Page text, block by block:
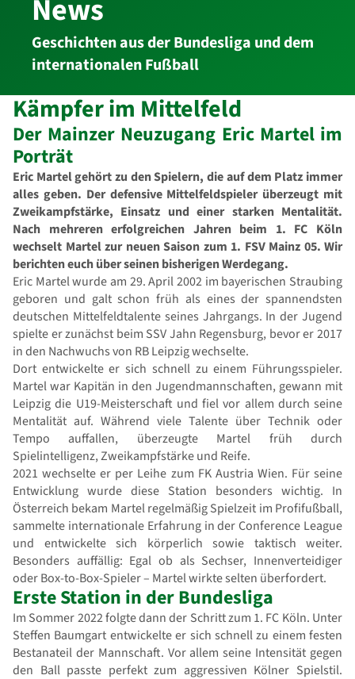
News
Geschichten aus der Bundesliga und dem
internationalen Fußball
Kämpfer im Mittelfeld
Der Mainzer Neuzugang Eric Martel im
Porträt
Eric Martel gehört zu den Spielern, die auf dem Platz immer
alles geben. Der defensive Mittelfeldspieler überzeugt mit
Zweikampfstärke, Einsatz und einer starken Mentalität.
Nach mehreren erfolgreichen Jahren beim 1. FC Köln
wechselt Martel zur neuen Saison zum 1. FSV Mainz 05. Wir
berichten euch über seinen bisherigen Werdegang.
Eric Martel wurde am 29. April 2002 im bayerischen Straubing
geboren und galt schon früh als eines der spannendsten
deutschen Mittelfeldtalente seines Jahrgangs. In der Jugend
spielte er zunächst beim SSV Jahn Regensburg, bevor er 2017
in den Nachwuchs von RB Leipzig wechselte.
Dort entwickelte er sich schnell zu einem Führungsspieler.
Martel war Kapitän in den Jugendmannschaften, gewann mit
Leipzig die U19-Meisterschaft und fiel vor allem durch seine
Mentalität auf. Während viele Talente über Technik oder
Tempo auffallen, überzeugte Martel früh durch
Spielintelligenz, Zweikampfstärke und Reife.
2021 wechselte er per Leihe zum FK Austria Wien. Für seine
Entwicklung wurde diese Station besonders wichtig. In
Österreich bekam Martel regelmäßig Spielzeit im Profifußball,
sammelte internationale Erfahrung in der Conference League
und entwickelte sich körperlich sowie taktisch weiter.
Besonders auffällig: Egal ob als Sechser, Innenverteidiger
oder Box-to-Box-Spieler – Martel wirkte selten überfordert.
Erste Station in der Bundesliga
Im Sommer 2022 folgte dann der Schritt zum 1. FC Köln. Unter
Steffen Baumgart entwickelte er sich schnell zu einem festen
Bestanateil der Mannschaft. Vor allem seine Intensität gegen
den Ball passte perfekt zum aggressiven Kölner Spielstil.